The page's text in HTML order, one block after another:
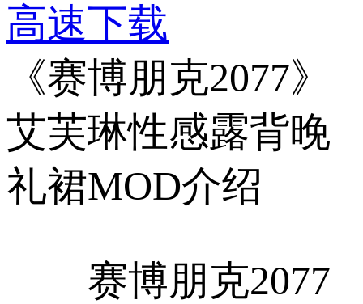
高速下载
《赛博朋克2077》
艾芙琳性感露背晚
礼裙MOD介绍
赛博朋克2077